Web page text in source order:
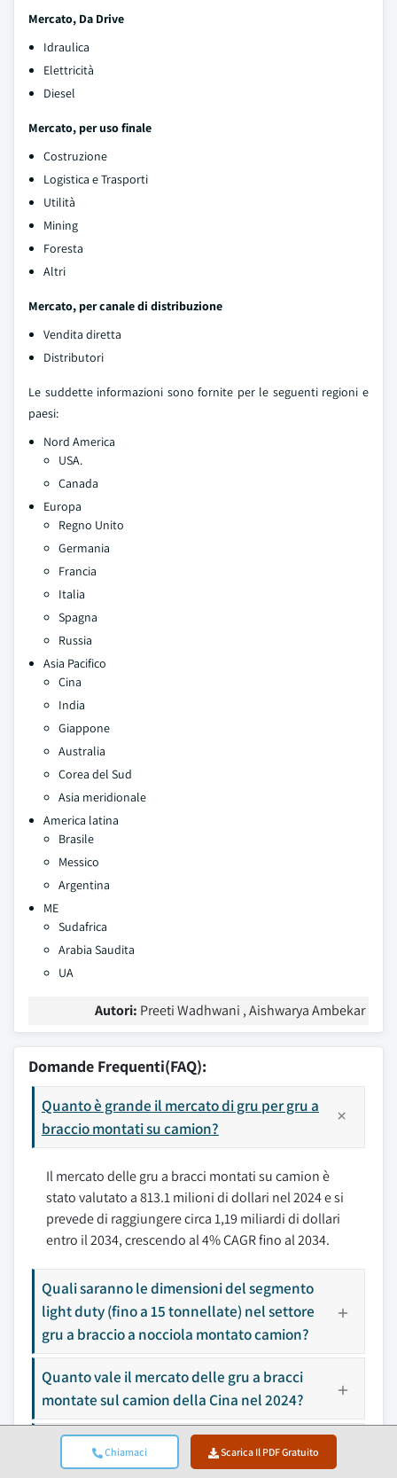
Chiamaci Scarica Il PDF Gratuito
Mercato, Da Drive
Idraulica
Elettricità
Diesel
Mercato, per uso finale
Costruzione
Logistica e Trasporti
Utilità
Mining
Foresta
Altri
Mercato, per canale di distribuzione
Vendita diretta
Distributori
Le suddette informazioni sono fornite per le seguenti regioni e
paesi:
Nord America
USA.
Canada
Europa
Regno Unito
Germania
Francia
Italia
Spagna
Russia
Asia Pacifico
Cina
India
Giappone
Australia
Corea del Sud
Asia meridionale
America latina
Brasile
Messico
Argentina
ME
Sudafrica
Arabia Saudita
UA
Autori: Preeti Wadhwani , Aishwarya Ambekar
Domande Frequenti(FAQ):
Quanto è grande il mercato di gru per gru a
braccio montati su camion?
Il mercato delle gru a bracci montati su camion è
stato valutato a 813.1 milioni di dollari nel 2024 e si
prevede di raggiungere circa 1,19 miliardi di dollari
entro il 2034, crescendo al 4% CAGR fino al 2034.
Quali saranno le dimensioni del segmento
light duty (fino a 15 tonnellate) nel settore
gru a braccio a nocciola montato camion?
Quanto vale il mercato delle gru a bracci
montate sul camion della Cina nel 2024?
Chi sono i giocatori chiave nel mercato delle
gru a braccio montate a nocciola?